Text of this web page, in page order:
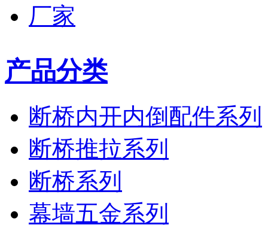
产品分类
断桥内开内倒配件系列
断桥推拉系列
断桥系列
幕墙五金系列